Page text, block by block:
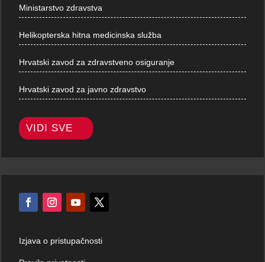
Ministarstvo zdravstva
Helikopterska hitna medicinska služba
Hrvatski zavod za zdravstveno osiguranje
Hrvatski zavod za javno zdravstvo
VIDI SVE
Izjava o pristupačnosti